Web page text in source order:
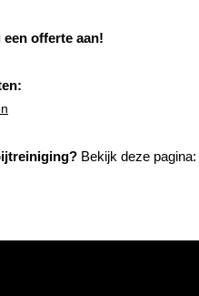
offerte aan!
Bekijk deze pagina: